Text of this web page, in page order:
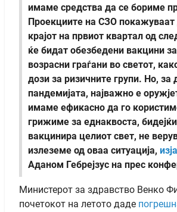
имаме средства да се бориме
Проекциите на СЗО
крајот на првиот квартал од
ќе бидат обезбедени вакцини
возрасни граѓани во светот,
дози за ризичните групи. Но, за
пандемијата, најважно е
имаме ефикасно да го
грижиме за еднаквоста,
вакцинира целиот свет, не
излеземе од оваа ситуација,
Аданом Гебрејзус на прес
Министерот за здравство Венко
почетокот на летото даде